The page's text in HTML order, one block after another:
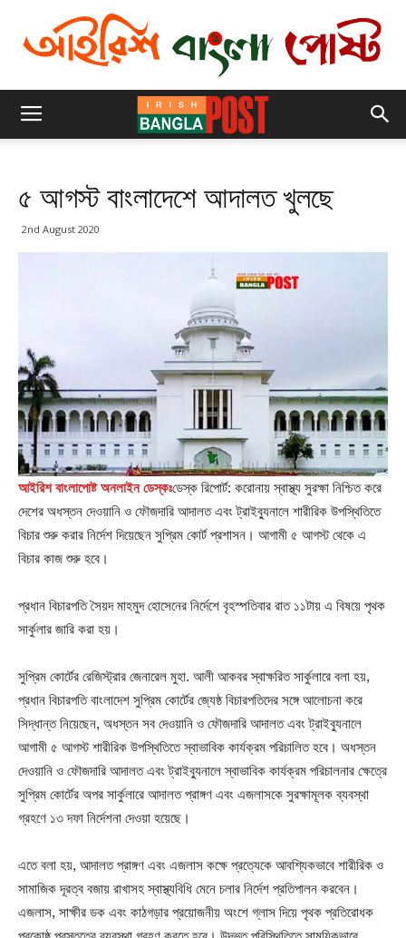
৫ আগস্ট বাংলাদেশে আদালত খুলছে
2nd August 2020
আইরিশ বাংলাপোষ্ট অনলাইন ডেস্কঃডেস্ক রিপোর্ট: করোনায় স্বাস্থ্য সুরক্ষা নিশ্চিত করে
দেশের অধস্তন দেওয়ানি ও ফৌজদারি আদালত এবং ট্রাইব্যুনালে শারীরিক উপস্থিতিতে
বিচার শুরু করার নির্দেশ দিয়েছেন সুপ্রিম কোর্ট প্রশাসন। আগামী ৫ আগস্ট থেকে এ
বিচার কাজ শুরু হবে।
প্রধান বিচারপতি সৈয়দ মাহমুদ হোসেনের নির্দেশে বৃহস্পতিবার রাত ১১টায় এ বিষয়ে পৃথক
সার্কুলার জারি করা হয়।
সুপ্রিম কোর্টের রেজিস্ট্রার জেনারেল মুহা. আলী আকবর স্বাক্ষরিত সার্কুলারে বলা হয়,
প্রধান বিচারপতি বাংলাদেশ সুপ্রিম কোর্টের জ্যেষ্ঠ বিচারপতিদের সঙ্গে আলোচনা করে
সিদ্ধান্ত নিয়েছেন, অধস্তন সব দেওয়ানি ও ফৌজদারি আদালত এবং ট্রাইব্যুনালে
আগামী ৫ আগস্ট শারীরিক উপস্থিতিতে স্বাভাবিক কার্যক্রম পরিচালিত হবে। অধস্তন
দেওয়ানি ও ফৌজদারি আদালত এবং ট্রাইব্যুনালে স্বাভাবিক কার্যক্রম পরিচালনার ক্ষেত্রে
সুপ্রিম কোর্টের অপর সার্কুলারে আদালত প্রাঙ্গণ এবং এজলাসকে সুরক্ষামূলক ব্যবস্থা
গ্রহণে ১৩ দফা নির্দেশনা দেওয়া হয়েছে।
এতে বলা হয়, আদালত প্রাঙ্গণ এবং এজলাস কক্ষে প্রত্যেকে আবশ্যিকভাবে শারীরিক ও
সামাজিক দূরত্ব বজায় রাখাসহ স্বাস্থ্যবিধি মেনে চলার নির্দেশ প্রতিপালন করবেন।
এজলাস, সাক্ষীর ডক এবং কাঠগড়ার প্রয়োজনীয় অংশে গ্লাস দিয়ে পৃথক প্রতিরোধক